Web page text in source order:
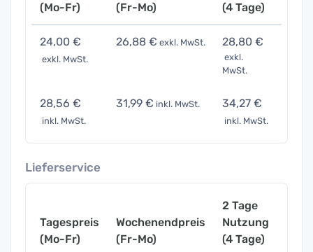
(Mo-Fr)
(Fr-Mo)
(4 Tage)
24,00 €
exkl. MwSt.
26,88 € exkl. MwSt. 28,80 €
exkl.
MwSt.
28,56 €
inkl. MwSt.
31,99 € inkl. MwSt. 34,27 €
inkl. MwSt.
Lieferservice
Tagespreis
(Mo-Fr)
Wochenendpreis
(Fr-Mo)
2 Tage
Nutzung
(4 Tage)